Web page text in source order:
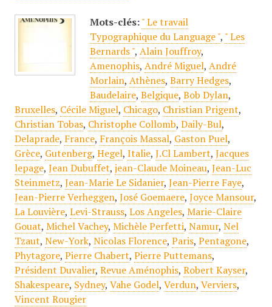
Mots-clés: " Le travail
Typographique du Language ", " Les
Bernards ", Alain Jouffroy,
Amenophis, André Miguel, André
Morlain, Athènes, Barry Hedges,
Baudelaire, Belgique, Bob Dylan,
Bruxelles, Cécile Miguel, Chicago, Christian Prigent,
Christian Tobas, Christophe Collomb, Daily-Bul,
Delaprade, France, François Massal, Gaston Puel,
Grèce, Gutenberg, Hegel, Italie, J.Cl Lambert, Jacques
lepage, Jean Dubuffet, jean-Claude Moineau, Jean-Luc
Steinmetz, Jean-Marie Le Sidanier, Jean-Pierre Faye,
Jean-Pierre Verheggen, José Goemaere, Joyce Mansour,
La Louvière, Levi-Strauss, Los Angeles, Marie-Claire
Gouat, Michel Vachey, Michèle Perfetti, Namur, Nel
Tzaut, New-York, Nicolas Florence, Paris, Pentagone,
Phytagore, Pierre Chabert, Pierre Puttemans,
Président Duvalier, Revue Aménophis, Robert Kayser,
Shakespeare, Sydney, Vahe Godel, Verdun, Verviers,
Vincent Rougier